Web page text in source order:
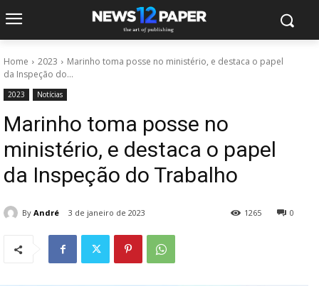
Home 2023
Marinho toma posse no ministério, e destaca o papel
da Inspeção do...
2023 Notícias
Marinho toma posse no
ministério, e destaca o papel
da Inspeção do Trabalho
By André 3 de janeiro de 2023 0
1265